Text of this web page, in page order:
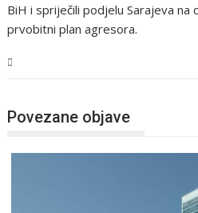
BiH i spriječili podjelu Sarajeva
prvobitni plan agresora.
Povezane objave